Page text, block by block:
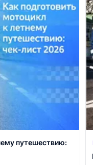
путешествию: